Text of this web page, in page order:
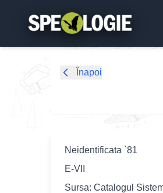
Înapoi
Neidentificata `81
E-VII
Sursa: Catalogul